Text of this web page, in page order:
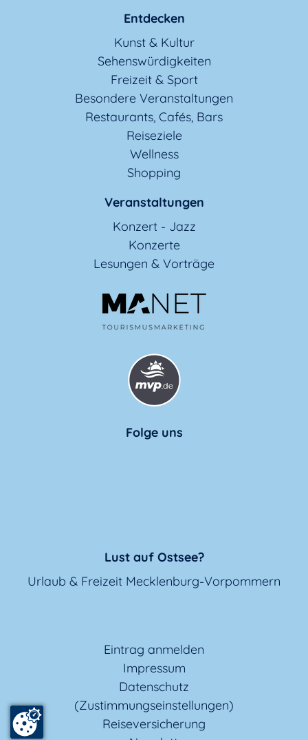
Entdecken
Kunst & Kultur
Sehenswürdigkeiten
Freizeit & Sport
Besondere Veranstaltungen
Restaurants, Cafés, Bars
Reiseziele
Wellness
Shopping
Veranstaltungen
Konzert - Jazz
Konzerte
Lesungen & Vorträge
Folge uns
Lust auf Ostsee?
Urlaub & Freizeit Mecklenburg-Vorpommern
Eintrag anmelden
Impressum
Datenschutz
(Zustimmungseinstellungen)
Reiseversicherung